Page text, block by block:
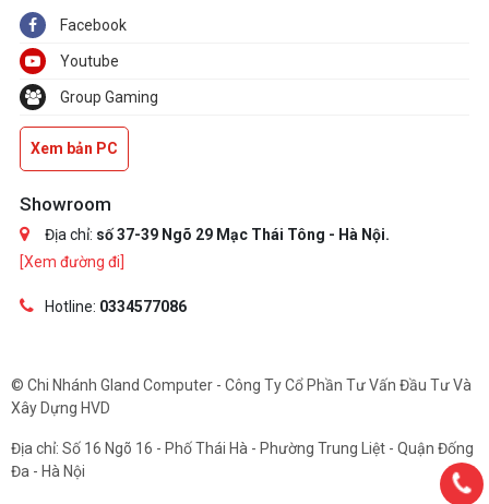
Facebook
Youtube
Group Gaming
Xem bản PC
Showroom
Địa chỉ: số 37-39 Ngõ 29 Mạc Thái Tông - Hà Nội.
[Xem đường đi]
Hotline: 0334577086
© Chi Nhánh Gland Computer - Công Ty Cổ Phần Tư Vấn Đầu Tư Và
Xây Dựng HVD
Địa chỉ: Số 16 Ngõ 16 - Phố Thái Hà - Phường Trung Liệt - Quận Đống
Đa - Hà Nội